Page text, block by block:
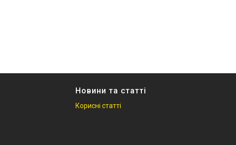
Новини та статті
Корисні статті